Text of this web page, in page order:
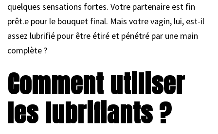
quelques sensations fortes. Votre partenaire est fin
prêt.e pour le bouquet final. Mais votre vagin, lui, est-il
assez lubrifié pour être étiré et pénétré par une main
complète ?
Comment utiliser
les lubrifiants ?